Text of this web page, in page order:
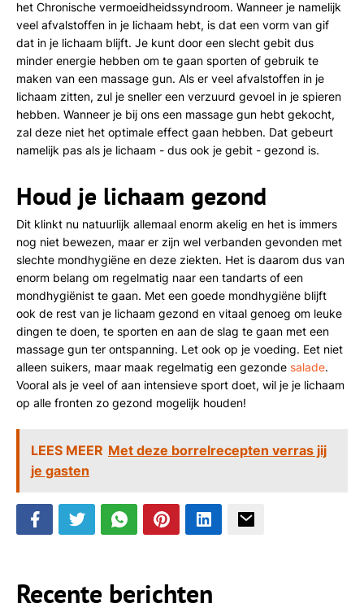
het Chronische vermoeidheidssyndroom. Wanneer je namelijk
veel afvalstoffen in je lichaam hebt, is dat een vorm van gif
dat in je lichaam blijft. Je kunt door een slecht gebit dus
minder energie hebben om te gaan sporten of gebruik te
maken van een massage gun. Als er veel afvalstoffen in je
lichaam zitten, zul je sneller een verzuurd gevoel in je spieren
hebben. Wanneer je bij ons een massage gun hebt gekocht,
zal deze niet het optimale effect gaan hebben. Dat gebeurt
namelijk pas als je lichaam - dus ook je gebit - gezond is.
Houd je lichaam gezond
Dit klinkt nu natuurlijk allemaal enorm akelig en het is immers
nog niet bewezen, maar er zijn wel verbanden gevonden met
slechte mondhygiëne en deze ziekten. Het is daarom dus van
enorm belang om regelmatig naar een tandarts of een
mondhygiënist te gaan. Met een goede mondhygiëne blijft
ook de rest van je lichaam gezond en vitaal genoeg om leuke
dingen te doen, te sporten en aan de slag te gaan met een
massage gun ter ontspanning. Let ook op je voeding. Eet niet
alleen suikers, maar maak regelmatig een gezonde salade.
Vooral als je veel of aan intensieve sport doet, wil je je lichaam
op alle fronten zo gezond mogelijk houden!
LEES MEER Met deze borrelrecepten verras jij
je gasten
Recente berichten